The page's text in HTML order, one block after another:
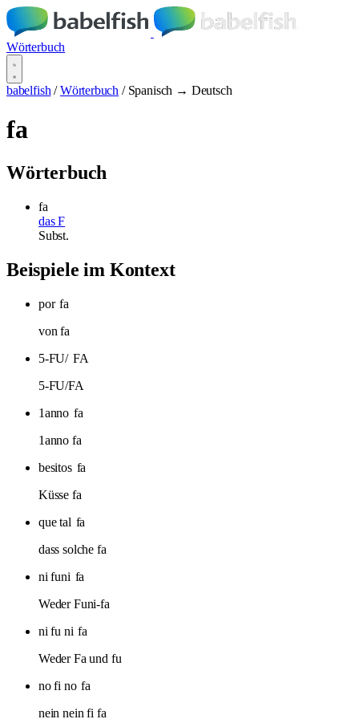
Wörterbuch
babelfish / Wörterbuch / Spanisch → Deutsch
fa
Wörterbuch
fa
das F
Subst.
Beispiele im Kontext
por fa
von fa
5-FU/ FA
5-FU/FA
1anno fa
1anno fa
besitos fa
Küsse fa
que tal fa
dass solche fa
ni funi fa
Weder Funi-fa
ni fu ni fa
Weder Fa und fu
no fi no fa
nein nein fi fa